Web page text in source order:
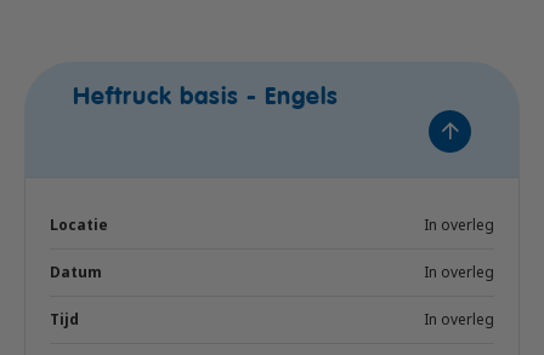
Heftruck basis - Engels
In overleg
In overleg
In overleg